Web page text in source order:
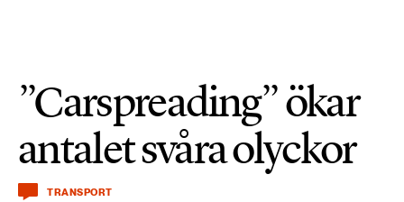
”Carspreading” ökar
antalet svåra olyckor
TRANSPORT